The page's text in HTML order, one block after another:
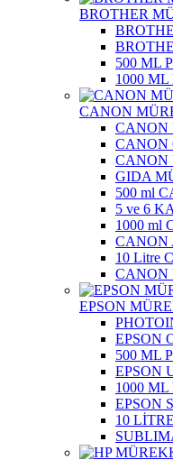
BROTHER
500 ML
1000
CANON
CANON
CANON
CANON
GIDA
500 ml
5 ve 6
1000 ml
CANON
10 Litre
CANON
EPSON
EPSON
500 ML
EPSON
1000
EPSON
10